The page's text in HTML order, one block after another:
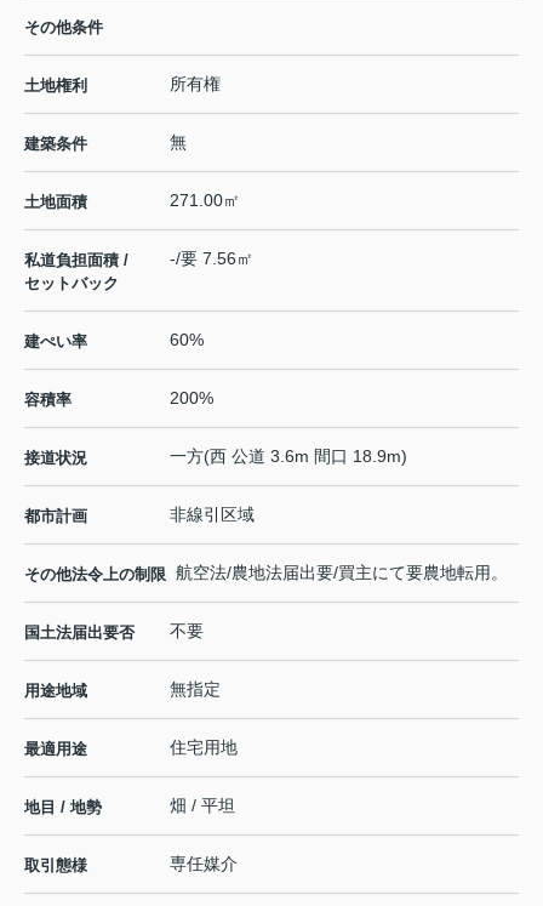
その他条件
土地権利 所有権
建築条件 無
土地面積 271.00㎡
私道負担面積 /
セットバック
-/要 7.56㎡
建ぺい率 60%
容積率 200%
接道状況 一方(西 公道 3.6m 間口 18.9m)
都市計画 非線引区域
その他法令上の制限 航空法/農地法届出要/買主にて要農地転用。
国土法届出要否 不要
用途地域 無指定
最適用途 住宅用地
地目 / 地勢 畑 / 平坦
取引態様 専任媒介